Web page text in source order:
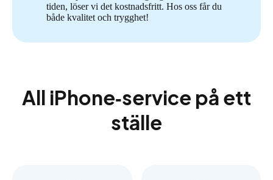
tiden, löser vi det kostnadsfritt. Hos oss får du
både kvalitet och trygghet!
All iPhone‑service på ett
ställe